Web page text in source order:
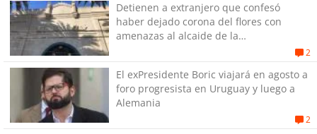
Detienen a extranjero que confesó
haber dejado corona del flores con
amenazas al alcaide de la
2
El exPresidente Boric viajará en agosto a
foro progresista en Uruguay y luego a
Alemania
2